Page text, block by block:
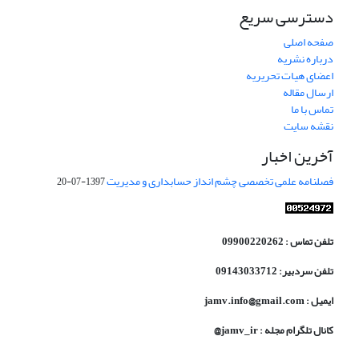
دسترسی سریع
صفحه اصلی
درباره نشریه
اعضای هیات تحریریه
ارسال مقاله
تماس با ما
نقشه سایت
آخرین اخبار
فصلنامه علمی تخصصی چشم انداز حسابداری و مدیریت1397-07-20
تلفن تماس : 09900220262
تلفن سردبیر: 09143033712
ایمیل : jamv.info@gmail.com
کانال تلگرام مجله : jamv_ir@